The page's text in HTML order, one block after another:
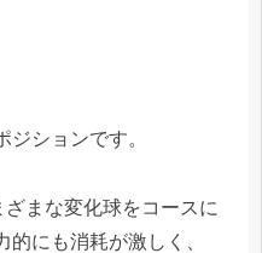
ジションです。
まな変化球をコースに
にも消耗が激しく、